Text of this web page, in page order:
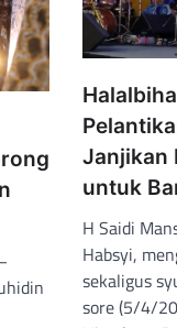
Janjikan
untuk
H Saidi
Habsyi,
sekaligus
sore (5/4/